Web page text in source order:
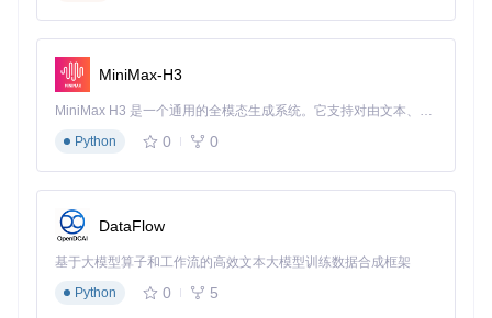
1. 全栈式API设计：前端工程师的演示自由 🖥️
抽象为Presentation、Slide、Shape等核心类，支持链式调用
和事件监听。
12种图表的分析报告
解决方案
方法，结合Chart.js生成图表并直接嵌入
效果 ：报告生成时间从20分钟缩短至90秒，支持500+并发
2. 跨环境一致性：一次编写，处处运行 🌐
MiniMax-H3
MiniMax H3 是一个通用的全模态生成系统。它支持对由文本、图像、视频和音频组成的多模态上下文进行统一理解，并能生成分辨率高达 2K、时长可达 15 秒的带原生立体声音频的视频。得益于面向任务泛化的系统设计，H3 在预训练阶段就已具备广泛的多模态上下文理解与生成能力，能够出色地执行复杂的多模态指令。
Python
0 0
DataFlow
基于大模型算子和工作流的高效文本大模型训练数据合成框架
Python
0 5